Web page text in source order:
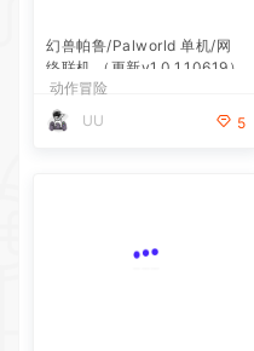
幻兽帕鲁/Palworld 单机/网
络联机 （更新v1.0.1.10619）
动作冒险
UU
5